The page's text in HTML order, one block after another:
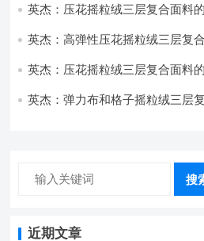
英杰：压花摇粒绒三层复合面料
英杰：高弹性压花摇粒绒三层复
英杰：压花摇粒绒三层复合面料
英杰：弹力布和格子摇粒绒三层
搜
近期文章